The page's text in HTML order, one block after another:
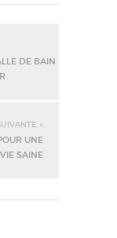
DE BAIN
»
UNE
VIE SAINE